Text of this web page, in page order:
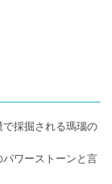
採掘される瑪瑙の
ワーストーンと言